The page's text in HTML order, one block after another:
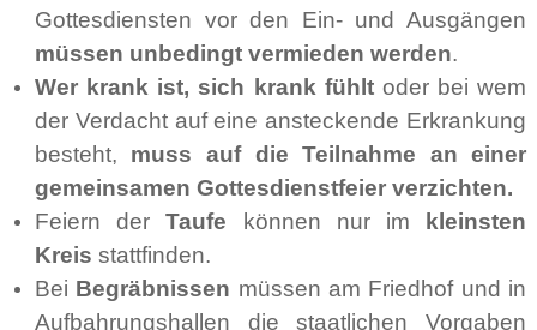
Gottesdiensten vor den Ein- und Ausgängen
müssen unbedingt vermieden werden.
Wer krank ist, sich krank fühltoder bei wem
der Verdacht auf eine ansteckende Erkrankung
besteht, muss auf die Teilnahme an einer
gemeinsamen Gottesdienstfeier verzichten.
Feiern derTaufe können nur im
kleinsten
Kreis stattfinden.
Bei Begräbnissen müssen am Friedhof und in
Aufbahrungshallen die staatlichen Vorgaben